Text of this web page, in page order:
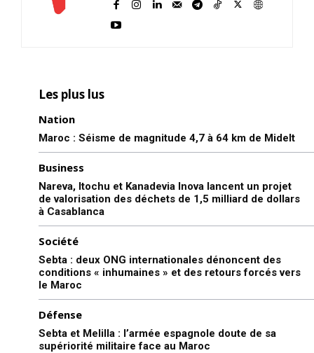
Les plus lus
Nation
Maroc : Séisme de magnitude 4,7 à 64 km de Midelt
Business
Nareva, Itochu et Kanadevia Inova lancent un projet
de valorisation des déchets de 1,5 milliard de dollars
à Casablanca
Société
Sebta : deux ONG internationales dénoncent des
conditions « inhumaines » et des retours forcés vers
le Maroc
Défense
Sebta et Melilla : l’armée espagnole doute de sa
supériorité militaire face au Maroc